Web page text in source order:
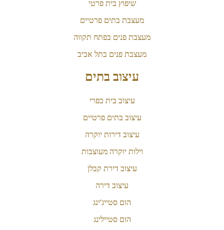
שיפוץ בית פרטי
מעצבת בתים פרטיים
מעצבת פנים בפתח תקווה
מעצבת פנים בתל אביב
עיצוב בתים
עיצוב בית כפרי
עיצוב בתים פרטיים
עיצוב דירות יוקרה
וילות יוקרה מעוצבות
עיצוב דירת קבלן
עיצוב דירה
הום סטייג'ינג
הום סטיילינג